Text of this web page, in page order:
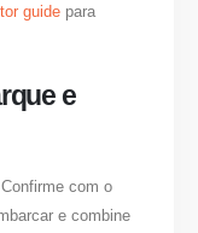
guide para
e
com o
e combine